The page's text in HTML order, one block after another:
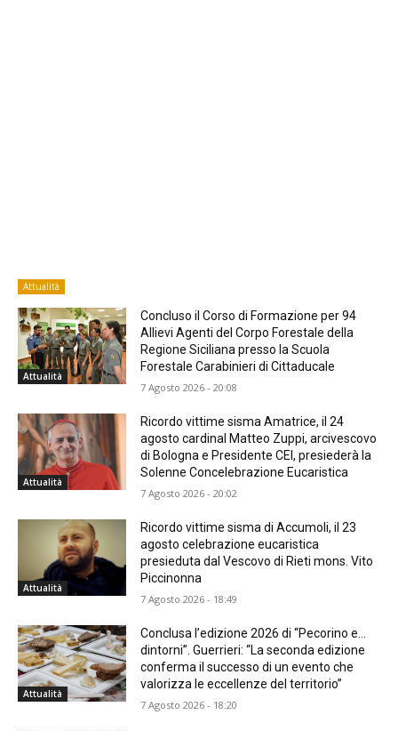
Attualità
Attualità
Concluso il Corso di Formazione per 94
Allievi Agenti del Corpo Forestale della
Regione Siciliana presso la Scuola
Forestale Carabinieri di Cittaducale
7 Agosto 2026 - 20:08
Attualità
Ricordo vittime sisma Amatrice, il 24
agosto cardinal Matteo Zuppi, arcivescovo
di Bologna e Presidente CEI, presiederà la
Solenne Concelebrazione Eucaristica
7 Agosto 2026 - 20:02
Attualità
Ricordo vittime sisma di Accumoli, il 23
agosto celebrazione eucaristica
presieduta dal Vescovo di Rieti mons. Vito
Piccinonna
7 Agosto 2026 - 18:49
Attualità
Conclusa l’edizione 2026 di “Pecorino e…
dintorni”. Guerrieri: “La seconda edizione
conferma il successo di un evento che
valorizza le eccellenze del territorio”
7 Agosto 2026 - 18:20